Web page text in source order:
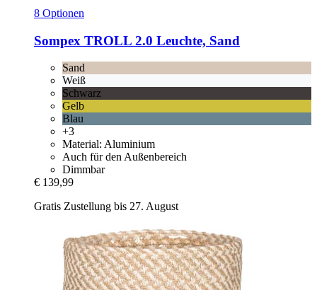
8 Optionen
Sompex TROLL 2.0 Leuchte, Sand
Sand
Weiß
Schwarz
Gelb
Blau
+3
Material: Aluminium
Auch für den Außenbereich
Dimmbar
€ 139,99
Gratis Zustellung bis 27. August